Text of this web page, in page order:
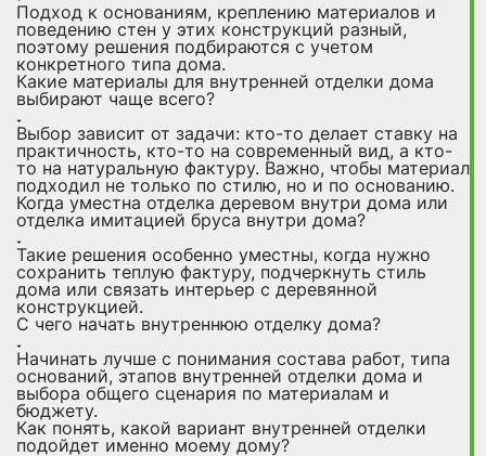
Подход к основаниям, креплению материалов и
поведению стен у этих конструкций разный,
поэтому решения подбираются с учетом
конкретного типа дома.
Какие материалы для внутренней отделки дома
выбирают чаще всего?
Выбор зависит от задачи: кто-то делает ставку на
практичность, кто-то на современный вид, а кто-
то на натуральную фактуру. Важно, чтобы материал
подходил не только по стилю, но и по основанию.
Когда уместна отделка деревом внутри дома или
отделка имитацией бруса внутри дома?
Такие решения особенно уместны, когда нужно
сохранить теплую фактуру, подчеркнуть стиль
дома или связать интерьер с деревянной
конструкцией.
С чего начать внутреннюю отделку дома?
Начинать лучше с понимания состава работ, типа
оснований, этапов внутренней отделки дома и
выбора общего сценария по материалам и
бюджету.
Как понять, какой вариант внутренней отделки
подойдет именно моему дому?